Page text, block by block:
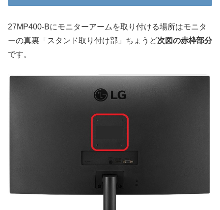
27MP400-Bにモニターアームを取り付ける場所はモニタ
ーの真裏「スタンド取り付け部」ちょうど次図の赤枠部分
です。